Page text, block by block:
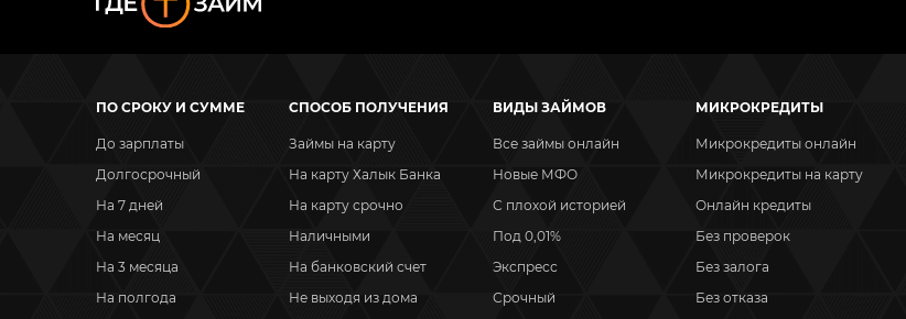
ПО СРОКУ И СУММЕ
До зарплаты
Долгосрочный
На 7 дней
На месяц
На 3 месяца
На полгода
СПОСОБ ПОЛУЧЕНИЯ
Займы на карту
На карту Халык Банка
На карту срочно
Наличными
На банковский счет
Не выходя из дома
ВИДЫ ЗАЙМОВ
Все займы онлайн
Новые МФО
С плохой историей
Под 0,01%
Экспресс
Срочный
МИКРОКРЕДИТЫ
Микрокредиты онлайн
Микрокредиты на карту
Онлайн кредиты
Без проверок
Без залога
Без отказа